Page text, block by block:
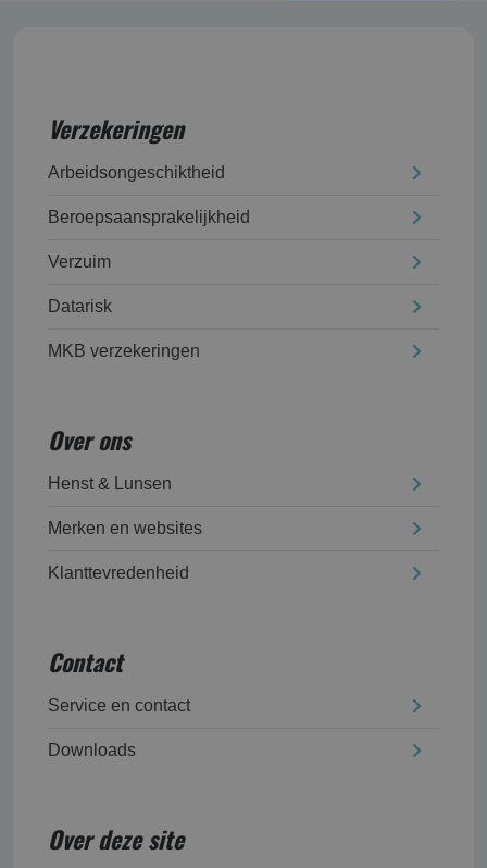
Verzekeringen
Arbeidsongeschikt­heid
Beroepsaansprakelijk­heid
Verzuim
Datarisk
MKB verzekeringen
Over ons
Henst & Lunsen
Merken en websites
Klanttevredenheid
Contact
Service en contact
Downloads
Over deze site